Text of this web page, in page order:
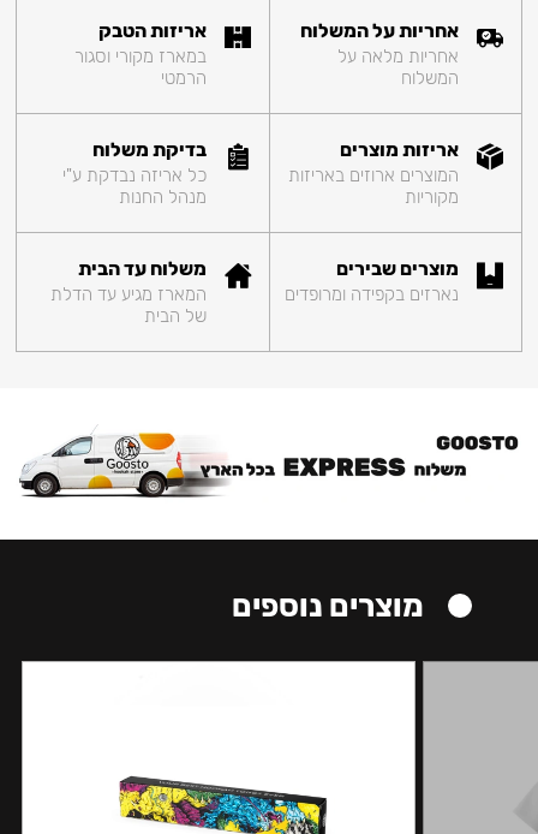
אחריות על המשלוח
אחריות מלאה על
המשלוח
אריזות הטבק
במארז מקורי וסגור
הרמטי
אריזות מוצרים
המוצרים ארוזים באריזות
מקוריות
בדיקת משלוח
כל אריזה נבדקת ע"י
מנהל החנות
מוצרים שבירים
נארזים בקפידה ומרופדים
משלוח עד הבית
המארז מגיע עד הדלת
של הבית
מוצרים נוספים